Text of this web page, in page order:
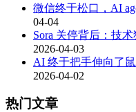
微信终于松口，AI
04-04
Sora 关停背后：技
2026-04-03
AI 终于把手伸向了
2026-04-02
热门文章